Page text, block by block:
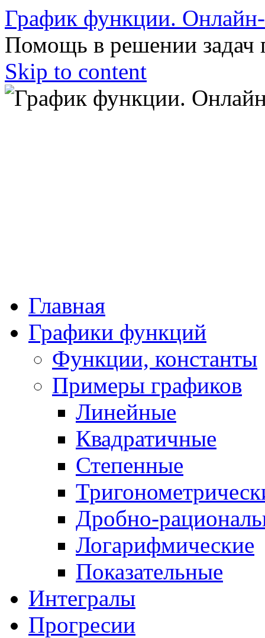
График функции.
Помощь в решении задач
Skip to content
Главная
Графики функций
Функции, константы
Примеры графиков
Линейные
Квадратичные
Степенные
Дробно-
Логарифмические
Показательные
Интегралы
Прогресии